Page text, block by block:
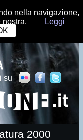
nella navigazione,
nostra.
Leggi
su
2000